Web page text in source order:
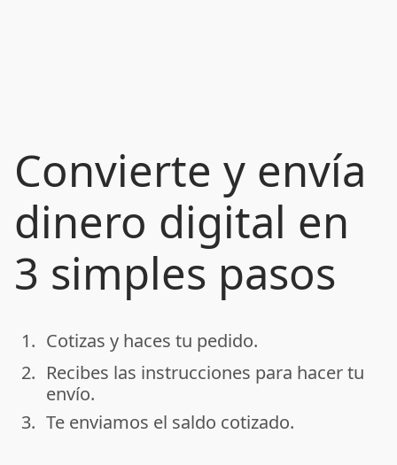
Convierte y envía
dinero digital en
3 simples pasos
done
1. Cotizas y haces tu pedido.
done
2. Recibes las instrucciones para hacer tu
envío.
done
3. Te enviamos el saldo cotizado.